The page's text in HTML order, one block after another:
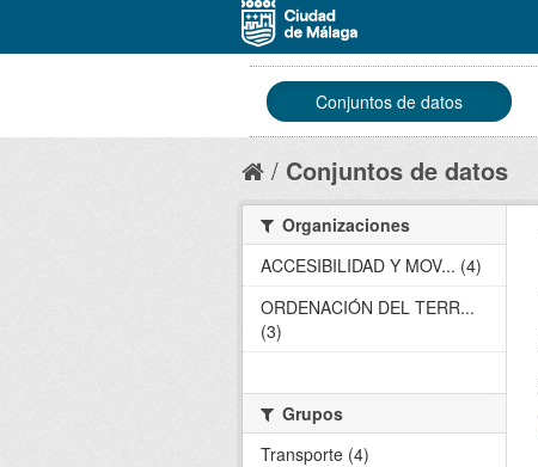
Conjuntos de datos
Conjuntos de datos
Organizaciones
ACCESIBILIDAD Y MOV... (4)
ORDENACIÓN DEL TERR...
(3)
Grupos
Transporte (4)